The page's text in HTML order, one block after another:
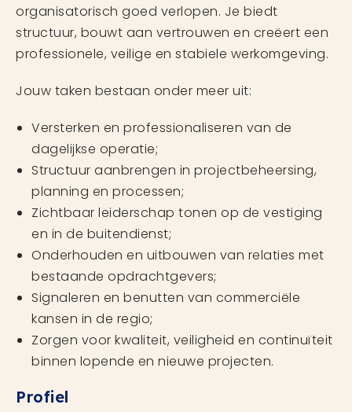
organisatorisch goed verlopen. Je biedt
structuur, bouwt aan vertrouwen en creëert een
professionele, veilige en stabiele werkomgeving.
Jouw taken bestaan onder meer uit:
Versterken en professionaliseren van de
dagelijkse operatie;
Structuur aanbrengen in projectbeheersing,
planning en processen;
Zichtbaar leiderschap tonen op de vestiging
en in de buitendienst;
Onderhouden en uitbouwen van relaties met
bestaande opdrachtgevers;
Signaleren en benutten van commerciële
kansen in de regio;
Zorgen voor kwaliteit, veiligheid en continuïteit
binnen lopende en nieuwe projecten.
Profiel